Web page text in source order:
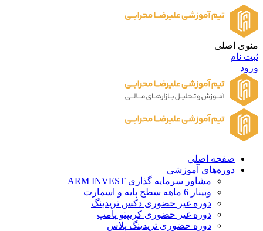
منوی اصلی
ثبت نام
ورود
صفحه اصلی
دوره‌های آموزشی
مشاور سرمایه گذاری ARM INVEST
وبینار 6 ماهه سطح پایه و اسمارت
دوره غیر حضوری دکس تریدینگ
دوره غیر حضوری کریپتو پامپ
دوره حضوری تریدینگ پلاس